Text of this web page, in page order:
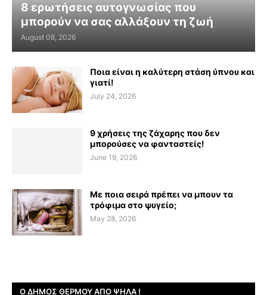
8 ερωτήσεις αυτογνωσίας που
μπορούν να σας αλλάξουν τη ζωή
August 08, 2026
Ποια είναι η καλύτερη στάση ύπνου και
γιατί!
July 24, 2026
9 χρήσεις της ζάχαρης που δεν
μπορούσες να φανταστείς!
June 19, 2026
Με ποια σειρά πρέπει να μπουν τα
τρόφιμα στο ψυγείο;
May 28, 2026
Ο ΔΉΜΟΣ ΘΈΡΜΟΥ ΑΠΌ ΨΗΛΆ !